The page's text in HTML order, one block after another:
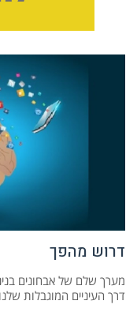
דרוש מהפך
מערך שלם של אבחונים
דרך העיניים המוגבלות